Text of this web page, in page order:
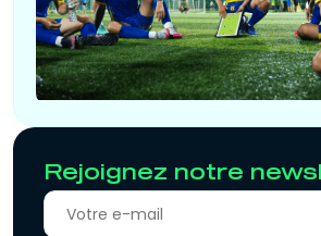
Rejoignez notre